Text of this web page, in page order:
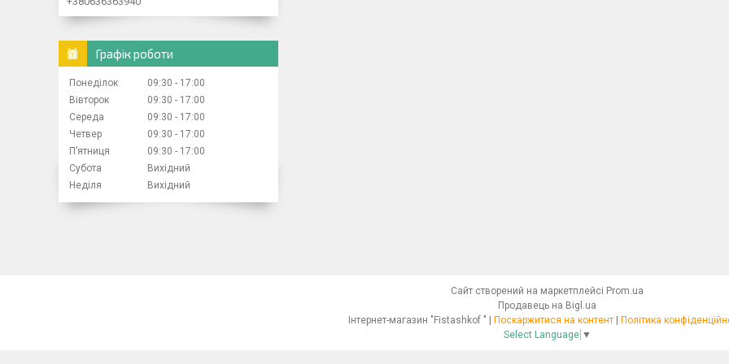
Графік роботи
Понеділок 09:30
17:00
Вівторок
09:30
17:00
Середа
09:30
17:00
Четвер
09:30
17:00
Пʼятниця
09:30
17:00
Субота
Вихідний
Неділя
Вихідний
Сайт створений на маркетплейсі Prom.ua
Продавець на Bigl.ua
Інтернет-магазин "Fistashkof " | Поскаржитися на контент | Політика
Select Language ▼